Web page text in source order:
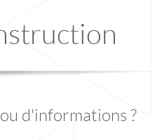
d'informations ?